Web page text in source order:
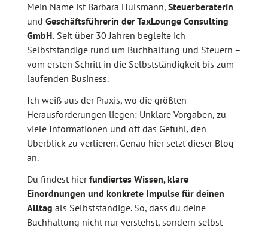
Mein Name ist Barbara Hülsmann, Steuerberaterin
und Geschäftsführerin der TaxLounge Consulting
GmbH.Seit über 30 Jahren begleite ich
Selbstständige rund um Buchhaltung und Steuern –
vom ersten Schritt in die Selbstständigkeit bis zum
laufenden Business.
Ich weiß aus der Praxis, wo die größten
Herausforderungen liegen: Unklare Vorgaben, zu
viele Informationen und oft das Gefühl, den
Überblick zu verlieren. Genau hier setzt dieser Blog
an.
Du findest hierfundiertes Wissen, klare
Einordnungen und konkrete Impulse für deinen
Alltag als Selbstständige. So, dass du deine
Buchhaltung nicht nur verstehst, sondern selbst